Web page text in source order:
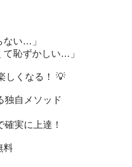
ない…」
て恥ずかしい…」
しくなる！ 💡
独自メソッド
実に上達！
料